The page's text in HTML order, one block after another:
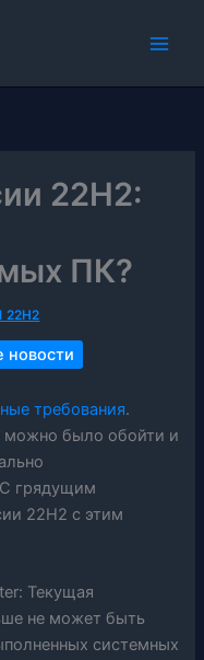
22H2:
ПК?
22H2
новости
требования.
можно было обойти и
грядущим
22H2 с этим
Текущая
не может быть
системных